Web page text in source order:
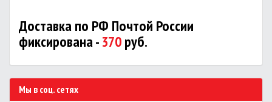
Доставка по РФ Почтой России
фиксирована -370руб.
Мы в соц. сетях